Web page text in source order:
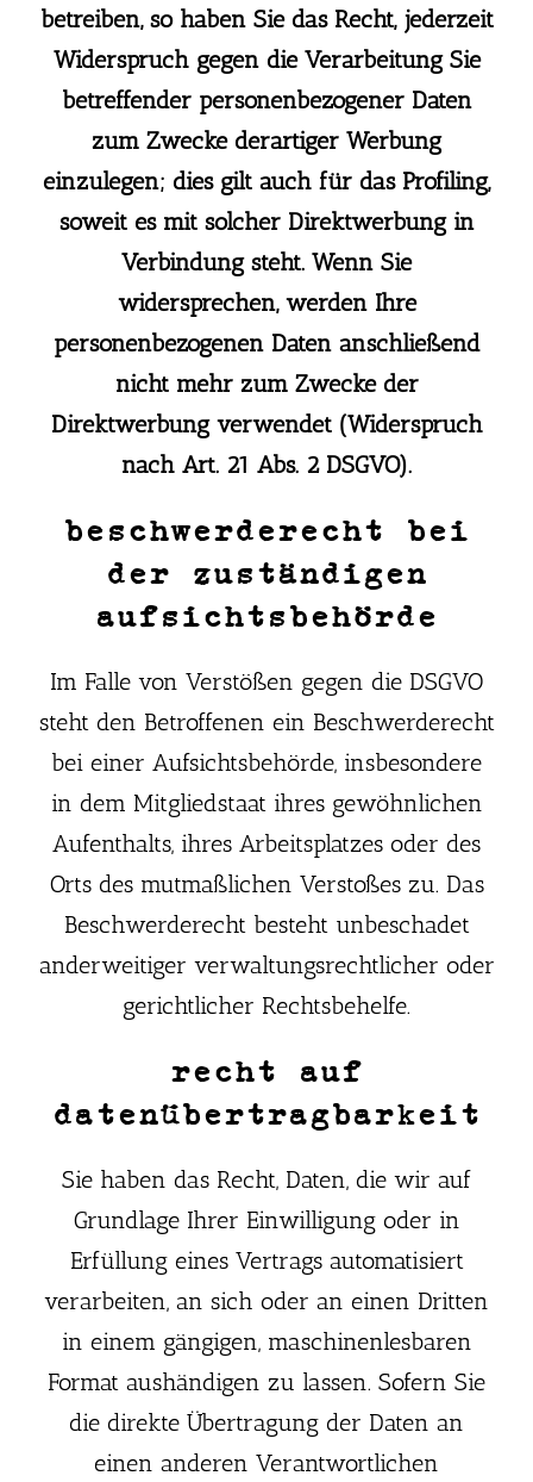
betreiben, so haben Sie das Recht, jederzeit
Widerspruch gegen die Verarbeitung Sie
betreffender personenbezogener Daten
zum Zwecke derartiger Werbung
einzulegen; dies gilt auch für das Profiling,
soweit es mit solcher Direktwerbung in
Verbindung steht. Wenn Sie
widersprechen, werden Ihre
personenbezogenen Daten anschließend
nicht mehr zum Zwecke der
Direktwerbung verwendet (Widerspruch
nach Art. 21 Abs. 2 DSGVO).
beschwerderecht bei
der zuständigen
aufsichtsbehörde
Im Falle von Verstößen gegen die DSGVO
steht den Betroffenen ein Beschwerderecht
bei einer Aufsichtsbehörde, insbesondere
in dem Mitgliedstaat ihres gewöhnlichen
Aufenthalts, ihres Arbeitsplatzes oder des
Orts des mutmaßlichen Verstoßes zu. Das
Beschwerderecht besteht unbeschadet
anderweitiger verwaltungsrechtlicher oder
gerichtlicher Rechtsbehelfe.
recht auf
datenübertragbarkeit
Sie haben das Recht, Daten, die wir auf
Grundlage Ihrer Einwilligung oder in
Erfüllung eines Vertrags automatisiert
verarbeiten, an sich oder an einen Dritten
in einem gängigen, maschinenlesbaren
Format aushändigen zu lassen. Sofern Sie
die direkte Übertragung der Daten an
einen anderen Verantwortlichen